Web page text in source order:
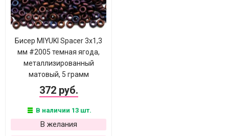
Бисер MIYUKI Spacer 3х1,3
мм #2005 темная ягода,
металлизированный
матовый, 5 грамм
372 руб.
В наличии 13 шт.
В желания